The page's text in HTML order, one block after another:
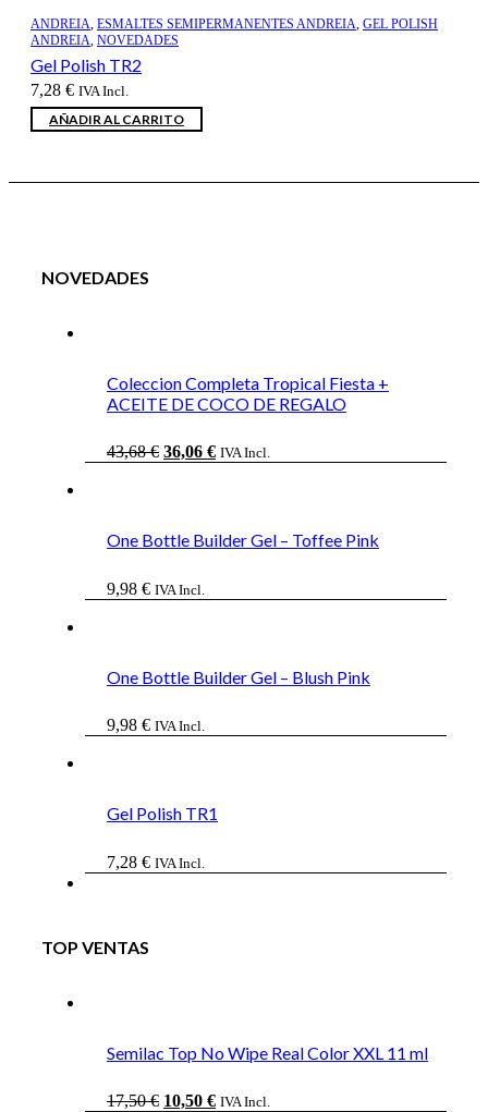
ANDREIA, ESMALTES SEMIPERMANENTES ANDREIA, GEL POLISH
ANDREIA, NOVEDADES
Gel Polish TR2
7,28 € IVA Incl.
AÑADIR AL CARRITO
NOVEDADES
Coleccion Completa Tropical Fiesta +
ACEITE DE COCO DE REGALO
43,68€ El
36,06 €ElIVA Incl.
One Bottle Builder Gel – Toffee Pink
9,98 € IVA Incl.
One Bottle Builder Gel – Blush Pink
9,98 € IVA Incl.
Gel Polish TR1
7,28 € IVA Incl.
TOP VENTAS
Semilac Top No Wipe Real Color XXL 11 ml
17,50€ El
10,50 €ElIVA Incl.